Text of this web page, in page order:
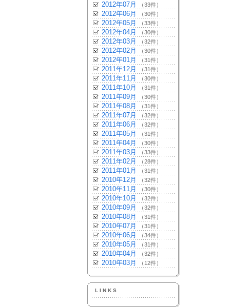
2012年07月 （33件）
2012年06月 （30件）
2012年05月 （33件）
2012年04月 （30件）
2012年03月 （32件）
2012年02月 （30件）
2012年01月 （31件）
2011年12月 （31件）
2011年11月 （30件）
2011年10月 （31件）
2011年09月 （30件）
2011年08月 （31件）
2011年07月 （32件）
2011年06月 （32件）
2011年05月 （31件）
2011年04月 （30件）
2011年03月 （33件）
2011年02月 （28件）
2011年01月 （31件）
2010年12月 （32件）
2010年11月 （30件）
2010年10月 （32件）
2010年09月 （32件）
2010年08月 （31件）
2010年07月 （31件）
2010年06月 （34件）
2010年05月 （31件）
2010年04月 （32件）
2010年03月 （12件）
LINKS